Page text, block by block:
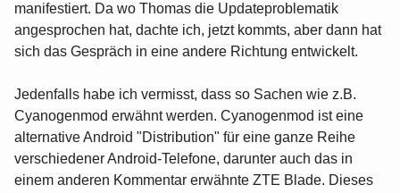
manifestiert. Da wo Thomas die Updateproblematik
angesprochen hat, dachte ich, jetzt kommts, aber dann hat
sich das Gespräch in eine andere Richtung entwickelt.
Jedenfalls habe ich vermisst, dass so Sachen wie z.B.
Cyanogenmod erwähnt werden. Cyanogenmod ist eine
alternative Android "Distribution" für eine ganze Reihe
verschiedener Android-Telefone, darunter auch das in
einem anderen Kommentar erwähnte ZTE Blade. Dieses